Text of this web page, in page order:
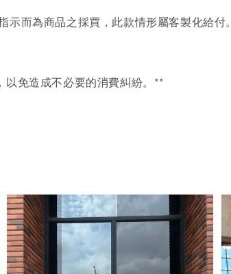
示而為商品之採買，此款情形屬客製化給付。
免造成不必要的消費糾紛。**